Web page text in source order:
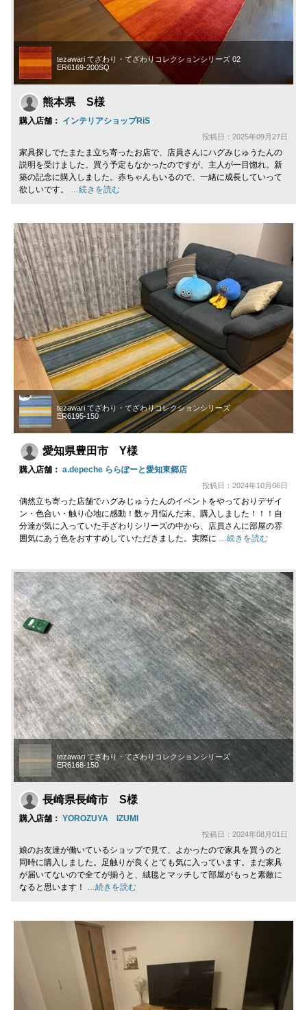
tezawari てざわり・てざわりコレクションシリーズ 02
ER6169-200SQ
熊本県 S様
購入店舗： インテリアショップRiS
投稿日：2025年09月27日
家具探しでたまたま立ち寄ったお店で、店員さんにハグみじゅうたんの
説明を受けました。買う予定もなかったのですが、主人が一目惚れ。新
築の記念に購入しました。赤ちゃんもいるので、一緒に成長していって
欲しいです。 …続きを読む
tezawari てざわり・てざわりコレクションシリーズ
ER6195-150
愛知県豊田市 Y様
購入店舗： a.depeche ららぽーと愛知東郷店
投稿日：2024年10月06日
偶然立ち寄った店舗でハグみじゅうたんのイベントをやっておりデザイ
ン・色合い・触り心地に感動！数ヶ月悩んだ末、購入しました！！！自
分達が気に入っていた手ざわりシリーズの中から、店員さんに部屋の雰
囲気にあう色をおすすめしていただきました。実際に …続きを読む
tezawari てざわり・てざわりコレクションシリーズ
ER6168-150
長崎県長崎市 S様
購入店舗： YOROZUYA IZUMI
投稿日：2024年08月01日
娘のお友達が働いているショップで見て、よかったので家具を買うのと
同時に購入しました。足触りが良くとても気に入っています。まだ家具
が届いてないので全てが揃うと、絨毯とマッチして部屋がもっと素敵に
なると思います！ …続きを読む